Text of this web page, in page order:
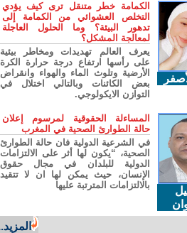
الكمامة خطر متنقل ترى كيف يؤدي
التخلص العشوائي من الكمامة إلى
تدهور البيئة؟ وما الحلول العاجلة
لمعالجة المشكل؟
يعرف العالم تهديدات ومخاطر بيئية
على رأسها ارتفاع درجة حرارة الكرة
الأرضية وتلوث الماء والهواء وانقراض
بعض الكائنات وبالتالي اختلال في
التوازن الايكولوجي.
المساءلة الحقوقية لمرسوم إعلان
حالة الطوارئ الصحية في المغرب
في الشرعية الدولية فان حالة الطوارئ
الصحية، “يكون لها أثر على الالتزامات
الدولية للبلدان في مجال حقوق
الإنسان، حيث يمكن لها ان لا تتقيد
بالالتزامات المترتبة عليها
المزيد...